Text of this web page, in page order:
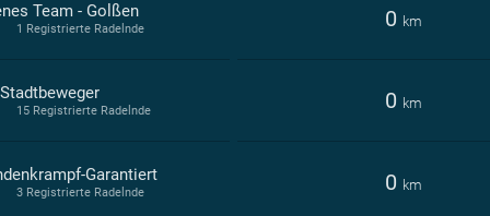
Team - Golßen 0 km
1 Registrierte Radelnde
0 km
15 Registrierte Radelnde
Garantiert 0 km
3 Registrierte Radelnde